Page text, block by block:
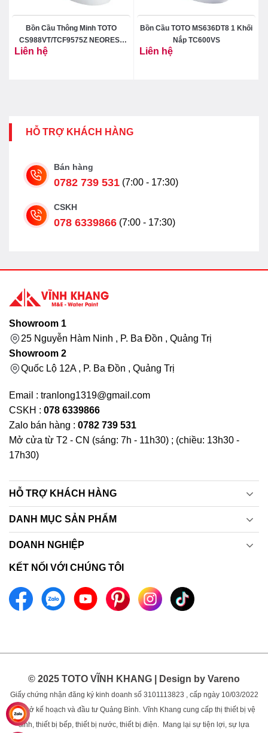
Bồn Cầu Thông Minh TOTO
CS988VT/TCF9575Z NEOREST
Liên hệ
Bồn Cầu TOTO MS636DT8 1 Khối
Nắp TC600VS
Liên hệ
HỖ TRỢ KHÁCH HÀNG
Bán hàng
0782 739 531 (7:00 - 17:30)
CSKH
078 6339866 (7:00 - 17:30)
Showroom 1
25 Nguyễn Hàm Ninh , P. Ba Đồn , Quảng Trị
Showroom 2
Quốc Lộ 12A , P. Ba Đồn , Quảng Trị
Email : tranlong1319@gmail.com
CSKH : 078 6339866
Zalo bán hàng : 0782 739 531
Mở cửa từ T2 - CN (sáng: 7h - 11h30) ; (chiều: 13h30 -
17h30)
HỖ TRỢ KHÁCH HÀNG
DANH MỤC SẢN PHẨM
DOANH NGHIỆP
KẾT NỐI VỚI CHÚNG TÔI
© 2025 TOTO VĨNH KHANG | Design by Vareno
Giấy chứng nhận đăng ký kinh doanh số 3101113823 , cấp ngày 10/03/2022
bởi sở kế hoạch và đầu tư Quảng Bình. Vĩnh Khang cung cấp thị thiết bị vệ
sinh, thiết bị bếp, thiết bị nước, thiết bị điện. Mang lại sự tiện lợi, sự lựa